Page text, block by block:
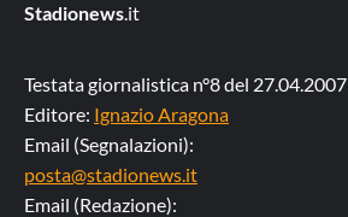
Stadionews.it
Testata giornalistica n°8 del 27.04.2007
Editore: Ignazio Aragona
Email (Segnalazioni):
posta@stadionews.it
Email (Redazione):